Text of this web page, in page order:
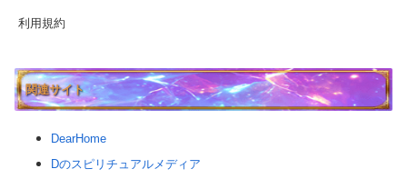
利用規約
関連サイト
DearHome
Dのスピリチュアルメディア